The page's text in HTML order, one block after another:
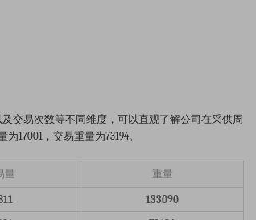
交易次数等不同维度，可以直观了解公司在采供周
17001，交易重量为73194。
量 重量
133090